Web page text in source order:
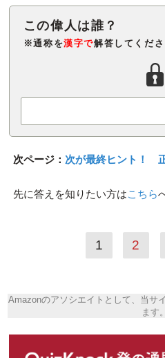
※通称を漢字で解答してくださ
次ページ： 次が最終ヒント！
先に答えを知りたい方はこちら
1 2
Amazonのアソシエイトとして、当サ
ます。